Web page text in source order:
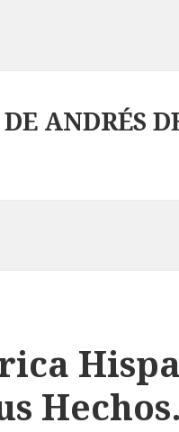
ANDRÉS
Hechos.